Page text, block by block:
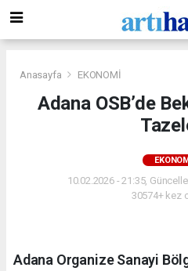
Anasayfa EKONOMİ
Adana OSB’de
10.02.2026 - 21:35,
30574+ kez
Adana Organize Sanayi